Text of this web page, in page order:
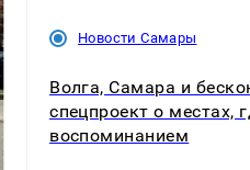
Новости Самары
Волга, Самара и
спецпроект о местах,
воспоминанием